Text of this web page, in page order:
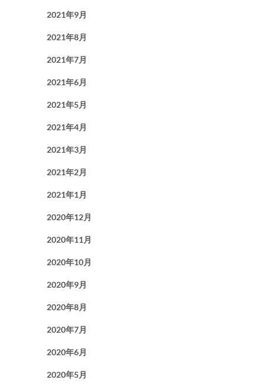
2021年9月
2021年8月
2021年7月
2021年6月
2021年5月
2021年4月
2021年3月
2021年2月
2021年1月
2020年12月
2020年11月
2020年10月
2020年9月
2020年8月
2020年7月
2020年6月
2020年5月